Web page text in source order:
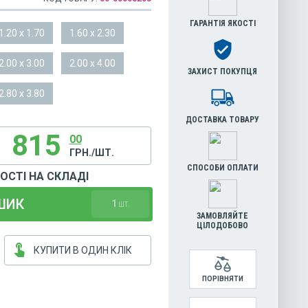
1.20 x 1.70 1.60 x 2.30
2.00 x 3.00 2.00 x 4.00
2.80 x 3.80
815 00
ГРН./ШТ.
НА СКЛАДІ
1 ШТ.
touch_app КУПИТИ В ОДИН КЛІК
ГАРАНТІЯ ЯКОСТІ
ЗАХИСТ ПОКУПЦЯ
ДОСТАВКА ТОВАРУ
СПОСОБИ ОПЛАТИ
ЗАМОВЛЯЙТЕ
ЦІЛОДОБОВО
ПОРІВНЯТИ